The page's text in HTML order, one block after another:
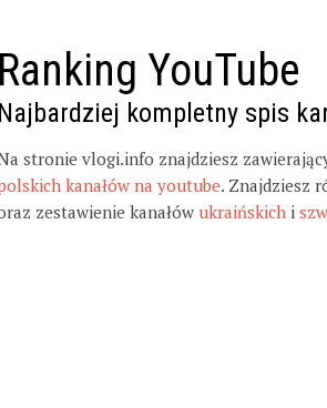
Ranking YouTube
Najbardziej kompletny spis
stronie vlogi.info znajdziesz
kanałów na youtube. Znajdziesz
zestawienie kanałów ukraińskich i